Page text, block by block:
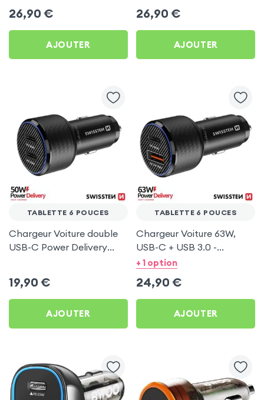
26,90 €
AJOUTER
26,90 €
AJOUTER
TABLETTE 6 POUCES
Chargeur Voiture double
USB-C Power Delivery
19,90 €
AJOUTER
TABLETTE 6 POUCES
Chargeur Voiture 63W,
USB-C + USB 3.0 -
Swissten pour Tablette 6
+ 1 option
24,90 €
AJOUTER